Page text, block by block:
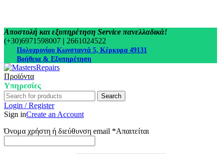
Αποστολή και εξυπηρέτηση Service πανελλαδικά!
(+30)6971598007 | 2661024522
Πολυχρονίου Κωνσταντά 5, Κέρκυρα 49131
Βοήθεια & Εξυπηρέτηση
Προϊόντα
Υπηρεσίες
Search
Login / Register
Sign inCreate an Account
Όνομα χρήστη ή διεύθυνση email *Απαιτείται